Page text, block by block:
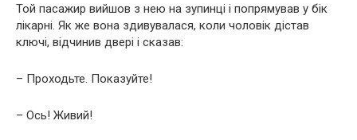
Той пасажир вийшов з нею на зупинці і попрямував у бік
лікарні. Як же вона здивувалася, коли чоловік дістав
ключі, відчинив двері і сказав:
– Проходьте. Показуйте!
– Ось! Живий!